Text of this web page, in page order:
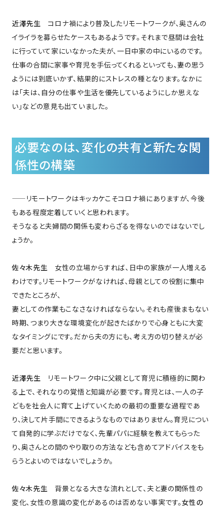
近澤先生 コロナ禍により普及したリモートワークが、奥さんの
イライラを募らせたケースもあるようです。それまで昼間は会社
に行っていて家にいなかった夫が、一日中家の中にいるのです。
仕事の合間に家事や育児を手伝ってくれるといっても、妻の思う
ようには到底いかず、結果的にストレスの種となります。なかに
は「夫は、自分の仕事や生活を優先しているようにしか思えな
い」などの意見も出ていました。
必要なのは、変化の共有と新たな関
係性の構築
——リモートワークはキッカケこそコロナ禍にありますが、今後
もある程度定着していくと思われます。
そうなると夫婦間の関係も変わらざるを得ないのではないでし
ょうか。
佐々木先生 女性の立場からすれば、日中の家族が一人増える
わけです。リモートワークがなければ、母親としての役割に集中
できたところが、
妻としての作業もこなさなければならない。それも産後まもない
時期、つまり大きな環境変化が起きたばかりで心身ともに大変
なタイミングにです。だから夫の方にも、考え方の切り替えが必
要だと思います。
近澤先生 リモートワーク中に父親として育児に積極的に関わ
る上で、それなりの覚悟と知識が必要です。育児とは、一人の子
どもを社会人に育て上げていくための最初の重要な過程であ
り、決して片手間にできるようなものではありません。育児につい
て自発的に学ぶだけでなく、先輩パパに経験を教えてもらった
り、奥さんとの間のやり取りの方法なども含めてアドバイスをも
らうとよいのではないでしょうか。
佐々木先生 背景となる大きな流れとして、夫と妻の関係性の
変化、女性の意識の変化があるのは否めない事実です。女性の